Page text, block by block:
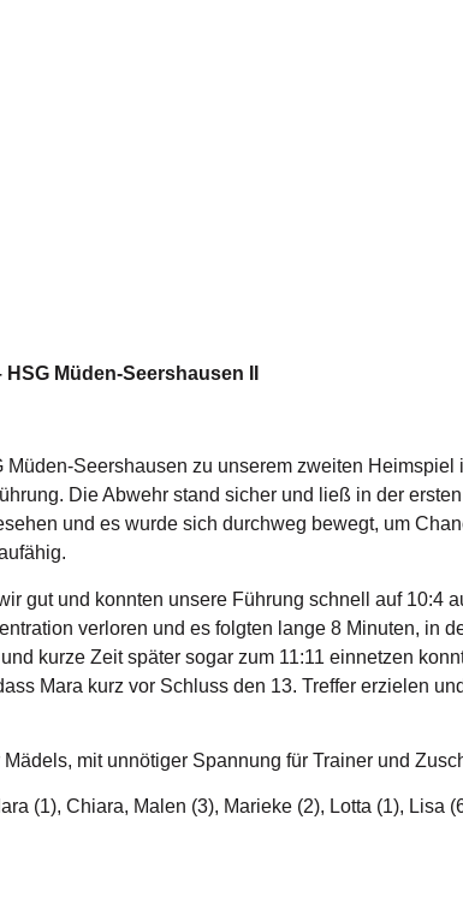
Müden-Seershausen II
Seershausen zu unserem zweiten
Die Abwehr stand sicher und ließ in der
und es wurde sich durchweg bewegt, um
gut und konnten unsere Führung schnell auf 10:4
verloren und es folgten lange 8 Minuten, in
kurze Zeit später sogar zum 11:11 einnetzen
Mara kurz vor Schluss den 13. Treffer erzielen
mit unnötiger Spannung für Trainer und
(1), Chiara, Malen (3), Marieke (2), Lotta (1), Lisa